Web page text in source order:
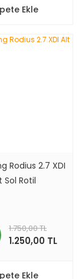
Ekle
Rodius 2.7 XDI
Sol Rotil
1.750,00 TL
1.250,00 TL
Ekle